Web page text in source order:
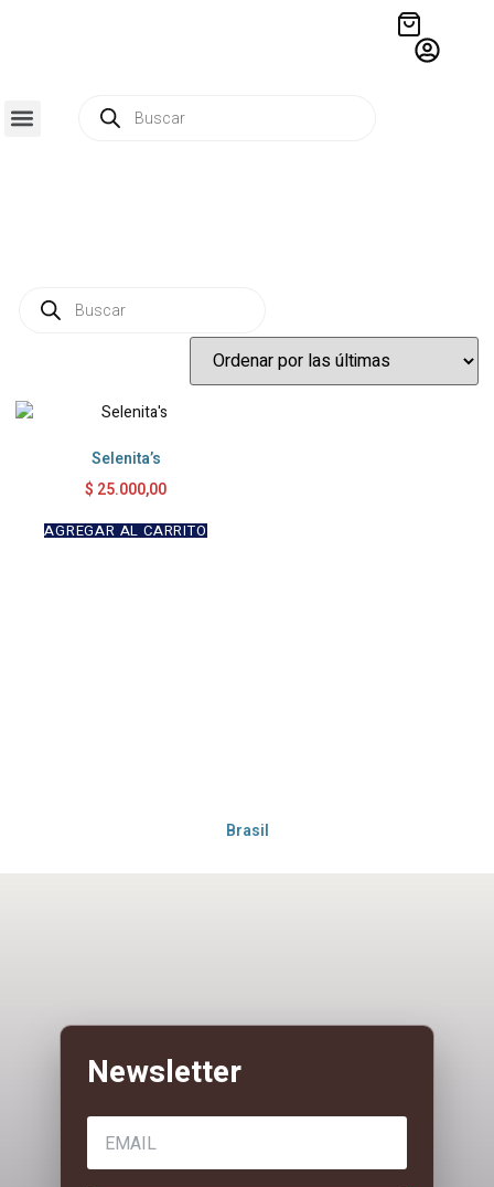
Selenita’s
$ 25.000,00
AGREGAR AL CARRITO
Brasil